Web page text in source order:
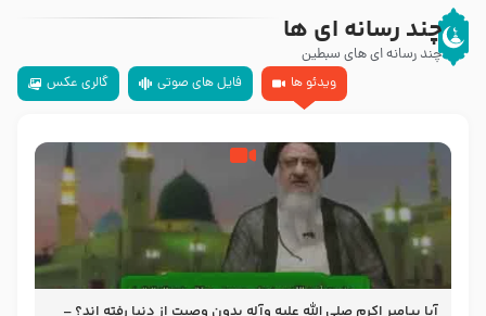
چند رسانه ای ها
چند رسانه ای های سبطین
ویدئو ها
فایل های صوتی گالری عکس
آیا پیامبر اکرم صلی الله علیه وآله بدون وصیت از دنیا رفته ‌اند؟ –